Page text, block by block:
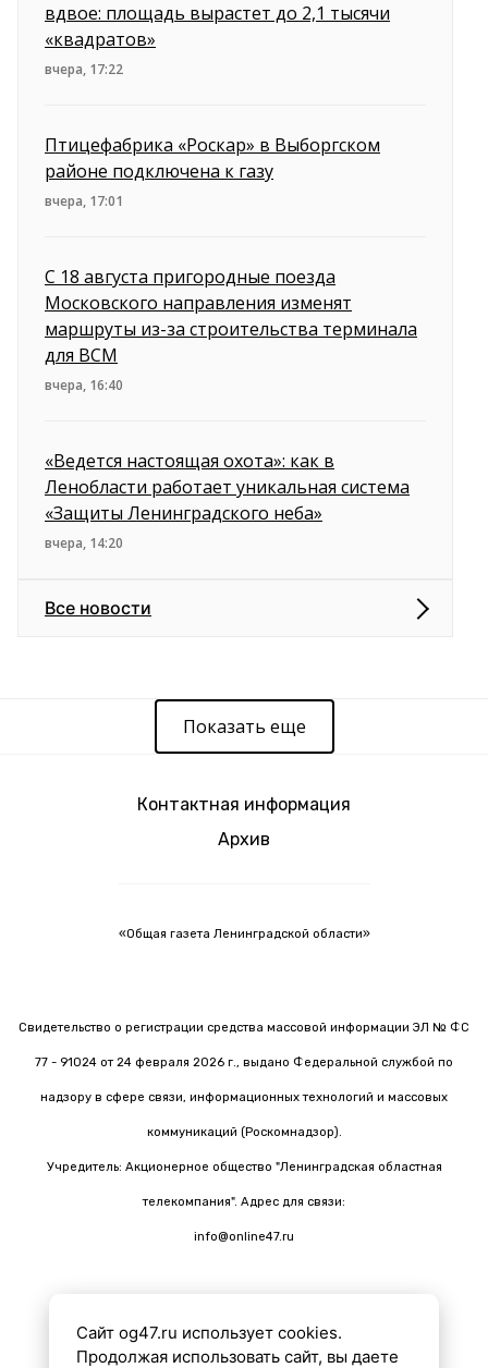
вдвое: площадь вырастет до 2,1 тысячи
«квадратов»
вчера, 17:22
Птицефабрика «Роскар» в Выборгском
районе подключена к газу
вчера, 17:01
С 18 августа пригородные поезда
Московского направления изменят
маршруты из-за строительства терминала
для ВСМ
вчера, 16:40
«Ведется настоящая охота»: как в
Ленобласти работает уникальная система
«Защиты Ленинградского неба»
вчера, 14:20
Все новости
Показать еще
Контактная информация
Архив
«Общая газета Ленинградской области»
Свидетельство о регистрации средства массовой информации ЭЛ № ФС
77 - 91024 от 24 февраля 2026 г., выдано Федеральной службой по
надзору в сфере связи, информационных технологий и массовых
коммуникаций (Роскомнадзор).
Учредитель: Акционерное общество "Ленинградская областная
телекомпания". Адрес для связи:
info@online47.ru
Все материалы на сайте подготовлены с помощью ИИ
Сайт og47.ru использует cookies.
Продолжая использовать сайт, вы даете